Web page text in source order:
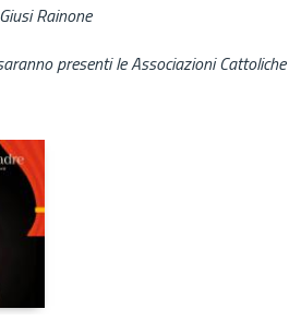
Rainone
presenti le Associazioni